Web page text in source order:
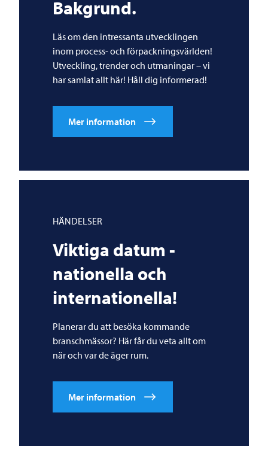
Bakgrund.
Läs om den intressanta utvecklingen
inom process- och förpackningsvärlden!
Utveckling, trender och utmaningar – vi
har samlat allt här! Håll dig informerad!
Mer information
HÄNDELSER
Viktiga datum -
nationella och
internationella!
Planerar du att besöka kommande
branschmässor? Här får du veta allt om
när och var de äger rum.
Mer information